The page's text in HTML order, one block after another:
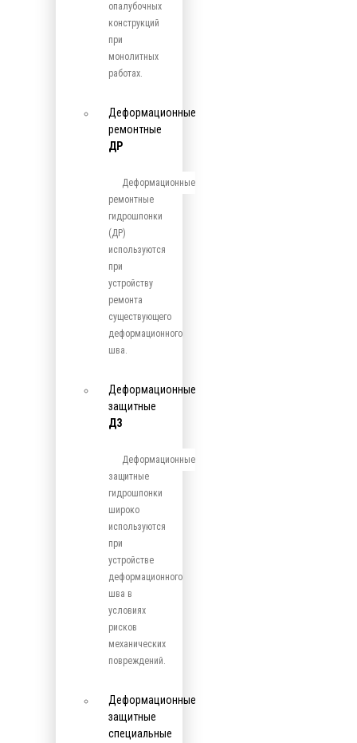
опалубочных
конструкций
при
монолитных
работах.
Деформационные
ремонтные
ДР
Деформационные
ремонтные
гидрошпонки
(ДР)
используются
при
устройству
ремонта
существующего
деформационного
шва.
Деформационные
защитные
ДЗ
Деформационные
защитные
гидрошпонки
широко
используются
при
устройстве
деформационного
шва в
условиях
рисков
механических
повреждений.
Деформационные
защитные
специальные